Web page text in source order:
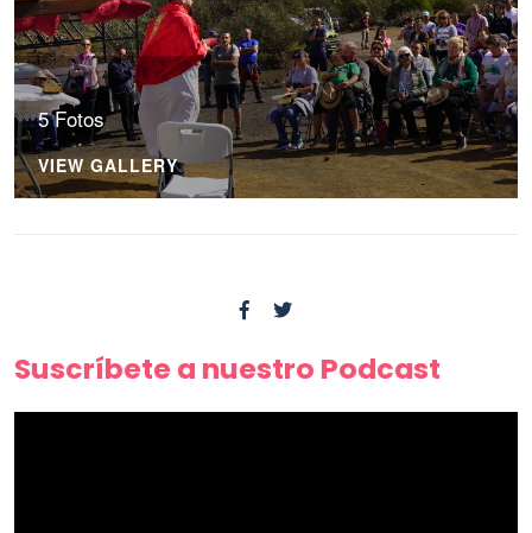
5 Fotos
VIEW GALLERY
Suscríbete a nuestro Podcast